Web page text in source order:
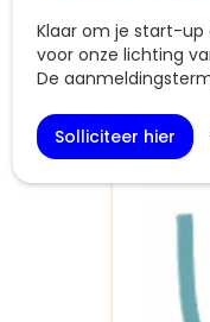
Klaar om je start-up
voor onze lichting
De
Solliciteer hier